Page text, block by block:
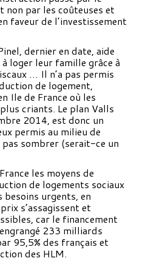
non par les coûteuses et
faveur de l’investissement
dernier en date, aide
loger leur famille grâce à
… Il n’a pas permis
de logement,
Ile de France où les
criants. Le plan Valls
2014, est donc un
permis au milieu de
pas sombrer (serait-ce un
les moyens de
de logements sociaux
urgents, en
s’assagissent et
car le financement
233 milliards
95,5% des français et
des HLM.